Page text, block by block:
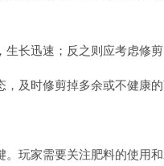
长迅速；反之则应考虑修剪
及时修剪掉多余或不健康的
玩家需要关注肥料的使用